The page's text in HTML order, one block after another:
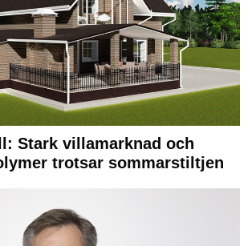
Stark villamarknad och
trotsar sommarstiltjen